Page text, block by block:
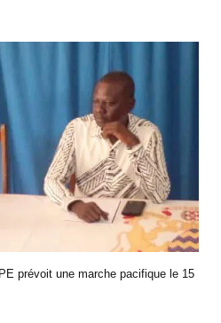
prévoit une marche pacifique le 15